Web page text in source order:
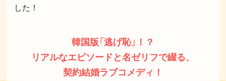
した！
韓国版「逃げ恥」！？
リアルなエピソードと名ゼリフで綴る、
契約結婚ラブコメディ！